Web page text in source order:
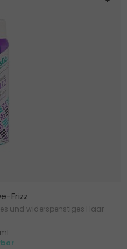
Frizz
und widerspenstiges Haar